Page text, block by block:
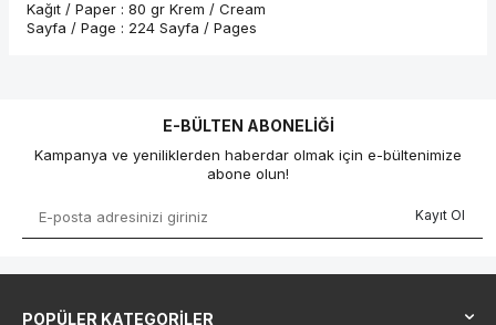
Kağıt / Paper : 80 gr Krem / Cream
Sayfa / Page : 224 Sayfa / Pages
E-BÜLTEN ABONELIĞI
Kampanya ve yeniliklerden haberdar olmak için e-bültenimize
abone olun!
Kayıt Ol
POPÜLER KATEGORILER